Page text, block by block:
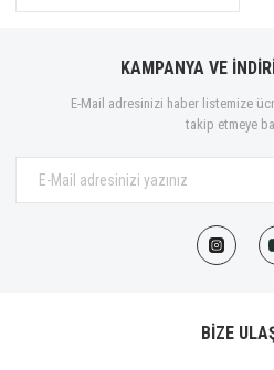
KAMPANYA VE
E-Mail adresinizi haber listemize
takip etmeye
BİZE